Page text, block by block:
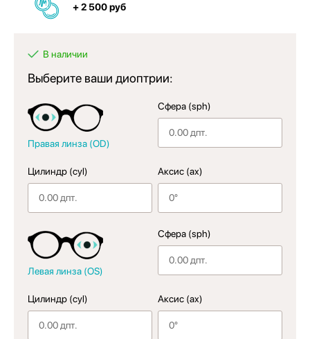
+ 2 500 руб
В наличии
Выберите ваши диоптрии:
Правая линза (OD)
Сфера (sph)
Цилиндр (cyl) Аксис (ax)
Левая линза (OS)
Сфера (sph)
Цилиндр (cyl) Аксис (ax)